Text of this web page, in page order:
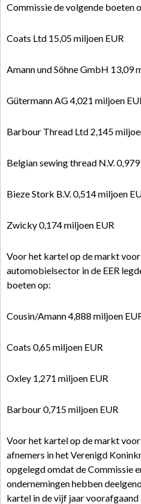
Commissie de volgende boeten
Coats Ltd 15,05 miljoen EUR
Amann und Söhne GmbH 13,09
Gütermann AG 4,021 miljoen
Barbour Thread Ltd 2,145
Belgian sewing thread N.V.
Bieze Stork B.V. 0,514 miljoen
Zwicky 0,174 miljoen EUR
Voor het kartel op de markt
automobielsector in de EER
boeten op:
Cousin/Amann 4,888 miljoen
Coats 0,65 miljoen EUR
Oxley 1,271 miljoen EUR
Barbour 0,715 miljoen EUR
Voor het kartel op de markt
afnemers in het Verenigd
opgelegd omdat de Commissie
ondernemingen hebben
kartel in de vijf jaar voorafgaand